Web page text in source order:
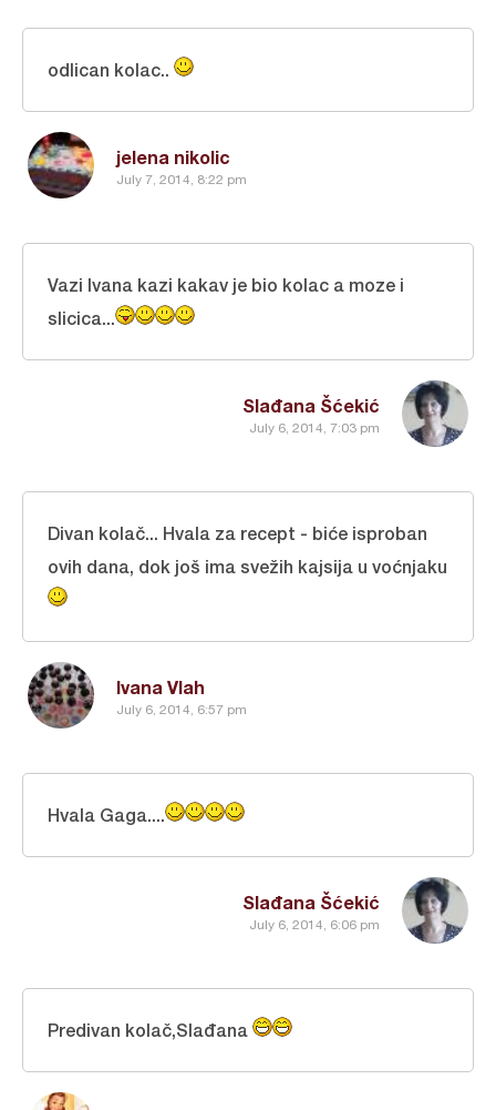
jelena nikolic
July 7, 2014, 8:22 pm
odlican kolac..
Slađana Šćekić
July 6, 2014, 7:03 pm
Vazi Ivana kazi kakav je bio kolac a moze i
slicica...
Ivana Vlah
July 6, 2014, 6:57 pm
Divan kolač... Hvala za recept - biće isproban
ovih dana, dok još ima svežih kajsija u voćnjaku
Slađana Šćekić
July 6, 2014, 6:06 pm
Hvala Gaga....
Predivan kolač,Slađana